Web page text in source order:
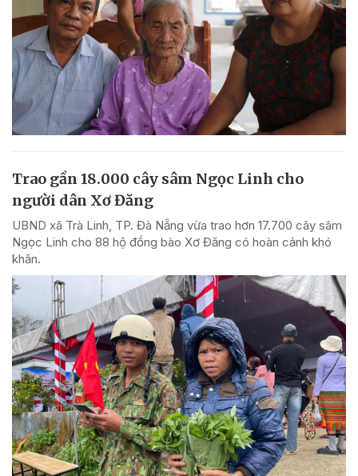
Trao gần 18.000 cây sâm Ngọc Linh cho
người dân Xơ Đăng
UBND xã Trà Linh, TP. Đà Nẵng vừa trao hơn 17.700 cây sâm
Ngọc Linh cho 88 hộ đồng bào Xơ Đăng có hoàn cảnh khó
khăn.